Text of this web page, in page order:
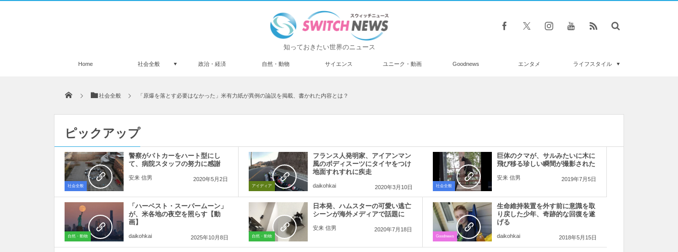
知っておきたい世界のニュース
Home 社会全般 政治・経済 自然・動物 サイエンス ユニーク・動画 Goodnews エンタメ ライフスタイル
社会全般 「原爆を落とす必要はなかった」米有力紙が異例の論説を掲載、書かれた内容とは？
ピックアップ
社会全般
警察がパトカーをハート型にし
て、病院スタッフの努力に感謝
安来 信男 2020年5月2日
アイディア
フランス人発明家、アイアンマン
風のボディスーツにタイヤをつけ
地面すれすれに疾走
daikohkai 2020年3月10日 社会全般
巨体のクマが、サルみたいに木に
飛び移る珍しい瞬間が撮影された
安来 信男 2019年7月5日
自然・動物
「ハーベスト・スーパームーン」
が、米各地の夜空を照らす【動
画】
daikohkai 2025年10月8日 自然・動物
日本発、ハムスターの可愛い逃亡
シーンが海外メディアで話題に
安来 信男 2020年7月18日
Goodnews
生命維持装置を外す前に意識を取
り戻した少年、奇跡的な回復を遂
げる
daikohkai 2018年5月15日